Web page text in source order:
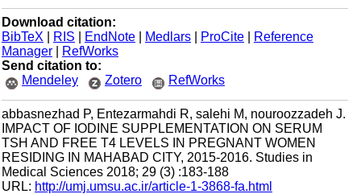
Download citation:
BibTeX
| RIS |EndNote |Medlars |ProCite |Reference
Manager
|RefWorks
Send citation to:
Mendeley
Zotero RefWorks
abbasnezhad P, Entezarmahdi R, salehi M, nouroozzadeh J.
IMPACT OF IODINE SUPPLEMENTATION ON SERUM
TSH AND FREE T4 LEVELS IN PREGNANT WOMEN
RESIDING IN MAHABAD CITY, 2015-2016. Studies in
Medical Sciences 2018; 29 (3) :183-188
URL:http://umj.umsu.ac.ir/article-1-3868-fa.html